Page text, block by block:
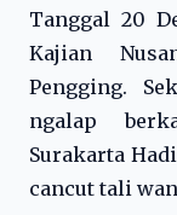
Tanggal 20
Kajian
Pengging.
ngalap
Surakarta
cancut tali